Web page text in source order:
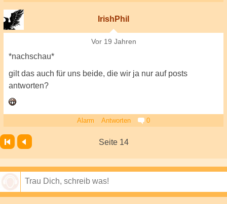
IrishPhil
Vor 19 Jahren
*nachschau*
gilt das auch für uns beide, die wir ja nur auf posts
antworten?
Alarm Antworten 0
Seite 14